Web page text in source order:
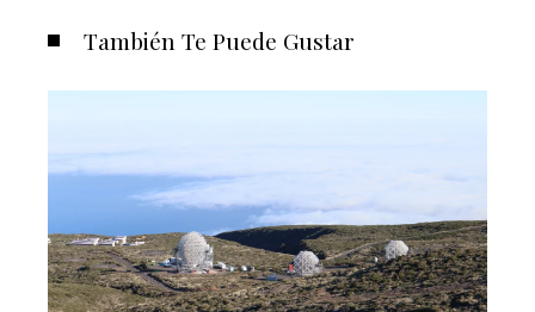
También Te Puede Gustar